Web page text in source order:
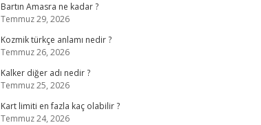
Bartın Amasra ne kadar ?
Temmuz 29, 2026
Kozmik türkçe anlamı nedir ?
Temmuz 26, 2026
Kalker diğer adı nedir ?
Temmuz 25, 2026
Kart limiti en fazla kaç olabilir ?
Temmuz 24, 2026